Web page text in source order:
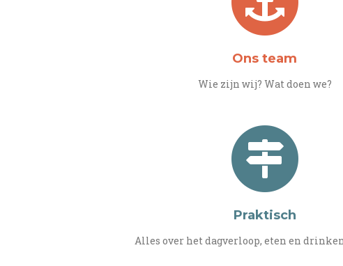
Ons team
Wie zijn wij? Wat doen we?
Praktisch
Alles over het dagverloop, eten en